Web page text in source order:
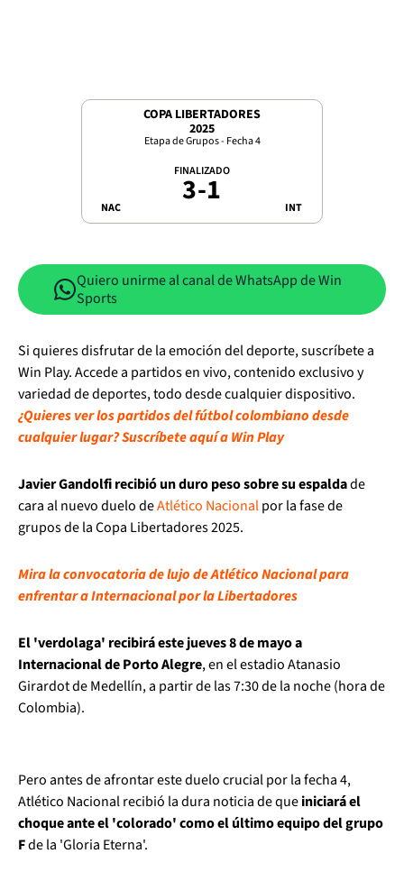
COPA LIBERTADORES
2025
Etapa de Grupos - Fecha 4
NAC
FINALIZADO
3-1 INT
Quiero unirme al canal de WhatsApp de Win
Sports
Si quieres disfrutar de la emoción del deporte, suscríbete a
Win Play. Accede a partidos en vivo, contenido exclusivo y
variedad de deportes, todo desde cualquier dispositivo.
¿Quieres ver los partidos del fútbol colombiano desde
cualquier lugar? Suscríbete aquí a Win Play
Javier Gandolfi recibió un duro peso sobre su espaldade
cara al nuevo duelo deAtlético Nacionalpor la fase de
grupos de la Copa Libertadores 2025.
Mira la convocatoria de lujo de Atlético Nacional para
enfrentar a Internacional por la Libertadores
El 'verdolaga' recibirá este jueves 8 de mayo a
Internacional de Porto Alegre, en el estadio Atanasio
Girardot de Medellín, a partir de las 7:30 de la noche (hora de
Colombia).
Pero antes de afrontar este duelo crucial por la fecha 4,
Atlético Nacional recibió la dura noticia de queiniciará el
choque ante el 'colorado' como el último equipo del grupo
Fde la 'Gloria Eterna'.